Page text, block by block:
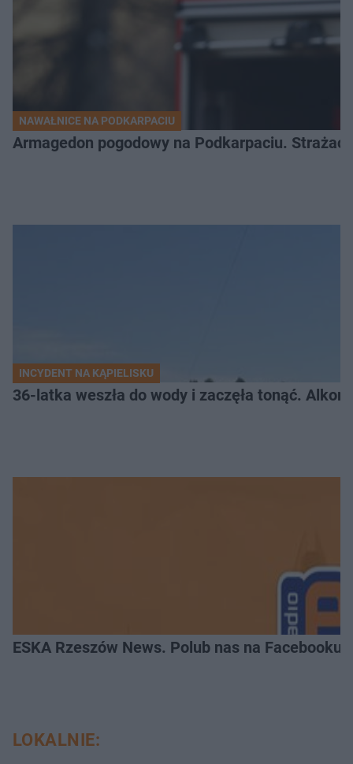
NAWAŁNICE NA PODKARPACIU
Armagedon pogodowy na Podkarpaciu.
INCYDENT NA KĄPIELISKU
36-latka weszła do wody i zaczęła tonąć.
ESKA Rzeszów News. Polub nas na Facebooku!
LOKALNIE: